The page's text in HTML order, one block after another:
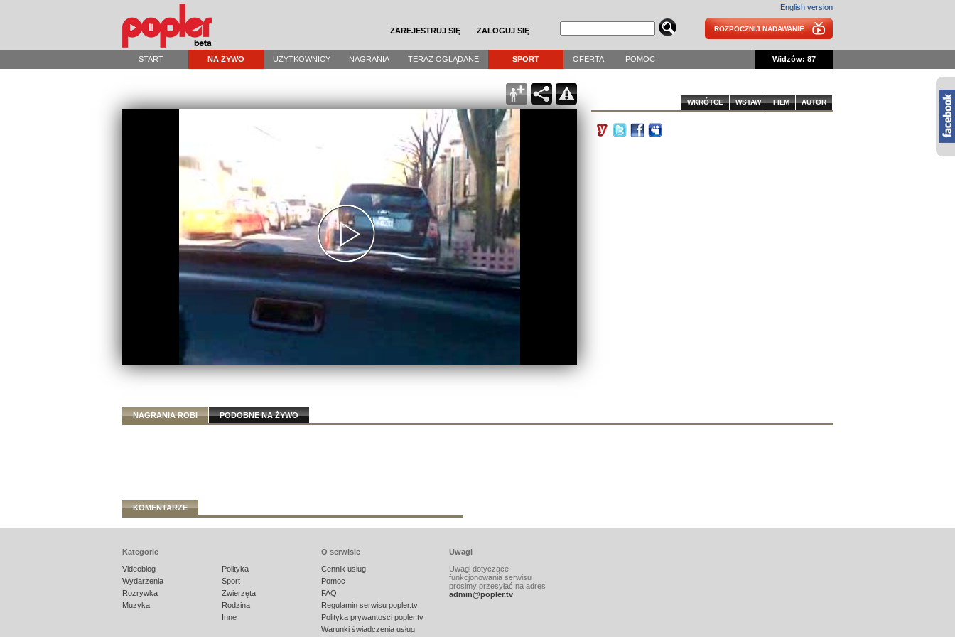
ZAREJESTRUJ SIĘ ZALOGUJ SIĘ
English version
ROZPOCZNIJ NADAWANIE
START NA ŻYWO UŻYTKOWNICY NAGRANIA TERAZ OGLĄDANE SPORT OFERTA POMOC Widzów: 87
AUTOR
FILM
WSTAW
WKRÓTCE
NAGRANIA ROBI PODOBNE NA ŻYWO
KOMENTARZE
Kategorie
Videoblog
Wydarzenia
Rozrywka
Muzyka
Polityka
Sport
Zwierzęta
Rodzina
Inne
O serwisie
Cennik usług
Pomoc
FAQ
Regulamin serwisu popler.tv
Polityka prywantości popler.tv
Warunki świadczenia usług
Uwagi
Uwagi dotyczące
funkcjonowania serwisu
prosimy przesyłać na adres
admin@popler.tv